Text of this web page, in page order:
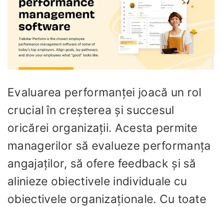
Evaluarea performanței joacă un rol
crucial în creșterea și succesul
oricărei organizații. Acesta permite
managerilor să evalueze performanța
angajaților, să ofere feedback și să
alinieze obiectivele individuale cu
obiectivele organizaționale. Cu toate